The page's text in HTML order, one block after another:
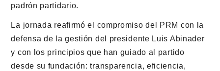
padrón partidario.
La jornada reafirmó el compromiso del PRM con la
defensa de la gestión del presidente Luis Abinader
y con los principios que han guiado al partido
desde su fundación: transparencia, eficiencia,